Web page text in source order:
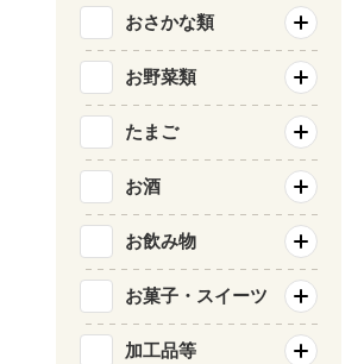
おさかな類
お野菜類
たまご
お酒
お飲み物
お菓子・スイーツ
加工品等